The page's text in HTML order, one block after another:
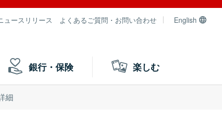
ュースリリース よくあるご質問・お問い合わせ English
銀行・保険 楽しむ
細